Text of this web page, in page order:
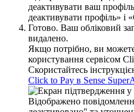
Готово. Ваш обліковий за
видалено.
Якщо потрібно, ви может
користування сервісом
Скористайтесь інструкціє
Click to Pay в Sense